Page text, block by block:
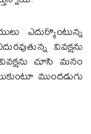
ఎదుర్కొంటున్న
వివక్షను
చూసి మనం
ముందడుగు